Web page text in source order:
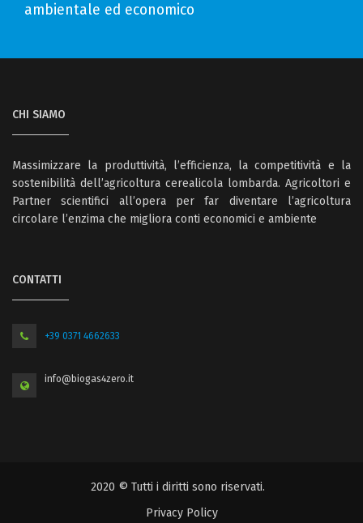
ambientale ed economico
CHI SIAMO
Massimizzare la produttività, l’efficienza, la competitività e la
sostenibilità dell’agricoltura cerealicola lombarda. Agricoltori e
Partner scientifici all’opera per far diventare l’agricoltura
circolare l’enzima che migliora conti economici e ambiente
CONTATTI
+39 0371 4662633
info@biogas4zero.it
2020 © Tutti i diritti sono riservati.
Privacy Policy